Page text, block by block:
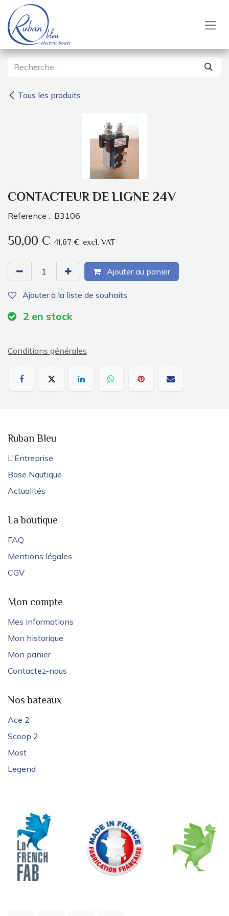
Se rendre au contenu
Tous les produits
CONTACTEUR DE LIGNE 24V
Reference : B3106
50,00€ 41,67 € excl. VAT
Ajouter au panier
Ajouter à la liste de souhaits
2 en stock
Conditions générales
Ruban Bleu
L'Entreprise
Base Nautique
Actualités
La boutique
FAQ
Mentions légales
CGV
Mon compte
Mes informations
Mon historique
Mon panier
Contactez-nous
Nos bateaux
Ace 2
Scoop 2
Most
Legend